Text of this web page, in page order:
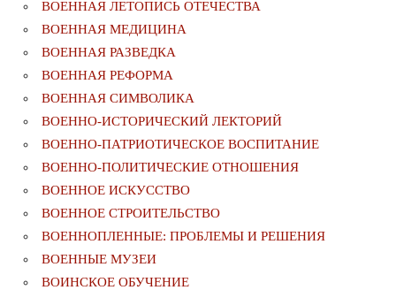
ВОЕННАЯ ЛЕТОПИСЬ ОТЕЧЕСТВА
ВОЕННАЯ МЕДИЦИНА
ВОЕННАЯ РАЗВЕДКА
ВОЕННАЯ РЕФОРМА
ВОЕННАЯ СИМВОЛИКА
ВОЕННО-ИСТОРИЧЕСКИЙ ЛЕКТОРИЙ
ВОЕННО-ПАТРИОТИЧЕСКОЕ ВОСПИТАНИЕ
ВОЕННО-ПОЛИТИЧЕСКИE ОТНОШЕНИЯ
ВОЕННОЕ ИСКУССТВО
ВОЕННОЕ СТРОИТЕЛЬСТВО
ВОЕННОПЛЕННЫЕ: ПРОБЛЕМЫ И РЕШЕНИЯ
ВОЕННЫЕ МУЗЕИ
ВОИНСКОЕ ОБУЧЕНИЕ